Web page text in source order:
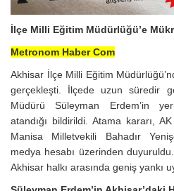
İlçe Milli Eğitim Müdürlüğü’e
Metronom Haber Com
Akhisar İlçe Milli Eğitim
gerçekleşti. İlçede uzun süredir
Müdürü Süleyman Erdem’in
atandığı bildirildi. Atama kararı,
Manisa Milletvekili Bahadır
medya hesabı üzerinden
Akhisar halkı arasında geniş yankı